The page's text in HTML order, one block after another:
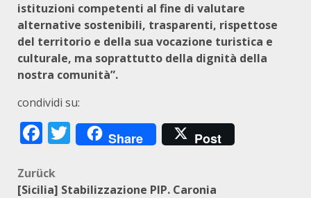
istituzioni competenti al fine di valutare
alternative sostenibili, trasparenti, rispettose
del territorio e della sua vocazione turistica e
culturale, ma soprattutto della dignità della
nostra comunità”.
condividi su:
Facebook
Twitter
Share Post
Beitragsnavigation
Zurück
[Sicilia] Stabilizzazione PIP. Caronia